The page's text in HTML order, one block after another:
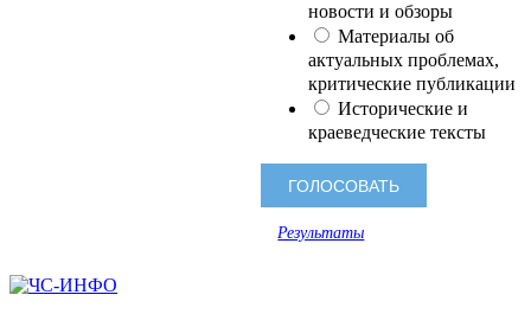
новости и обзоры
Материалы об
актуальных проблемах,
критические публикации
Исторические и
краеведческие тексты
Результаты